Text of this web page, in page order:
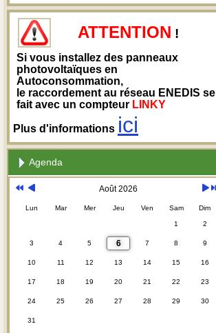
ATTENTION !
Si vous installez des panneaux
photovoltaïques en
Autoconsommation,
le raccordement au réseau ENEDIS se
fait avec un compteur LINKY
Plus d'informations ici
Agenda
Août 2026
Lun Mar Mer Jeu Ven Sam Dim
1 2
3 4 5 6 7 8 9
10 11 12 13 14 15 16
17 18 19 20 21 22 23
24 25 26 27 28 29 30
31